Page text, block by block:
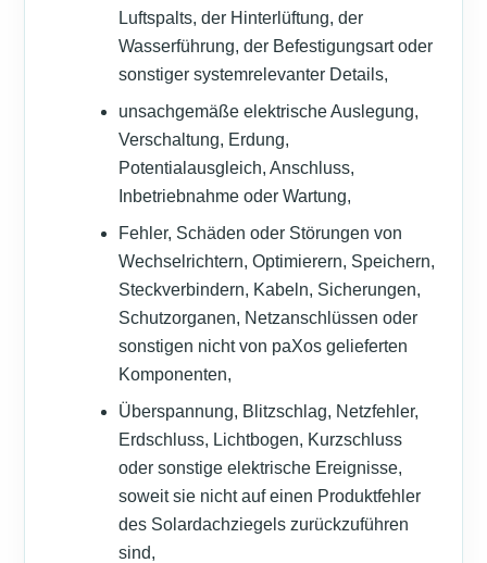
Luftspalts, der Hinterlüftung, der
Wasserführung, der Befestigungsart oder
sonstiger systemrelevanter Details,
unsachgemäße elektrische Auslegung,
Verschaltung, Erdung,
Potentialausgleich, Anschluss,
Inbetriebnahme oder Wartung,
Fehler, Schäden oder Störungen von
Wechselrichtern, Optimierern, Speichern,
Steckverbindern, Kabeln, Sicherungen,
Schutzorganen, Netzanschlüssen oder
sonstigen nicht von paXos gelieferten
Komponenten,
Überspannung, Blitzschlag, Netzfehler,
Erdschluss, Lichtbogen, Kurzschluss
oder sonstige elektrische Ereignisse,
soweit sie nicht auf einen Produktfehler
des Solardachziegels zurückzuführen
sind,